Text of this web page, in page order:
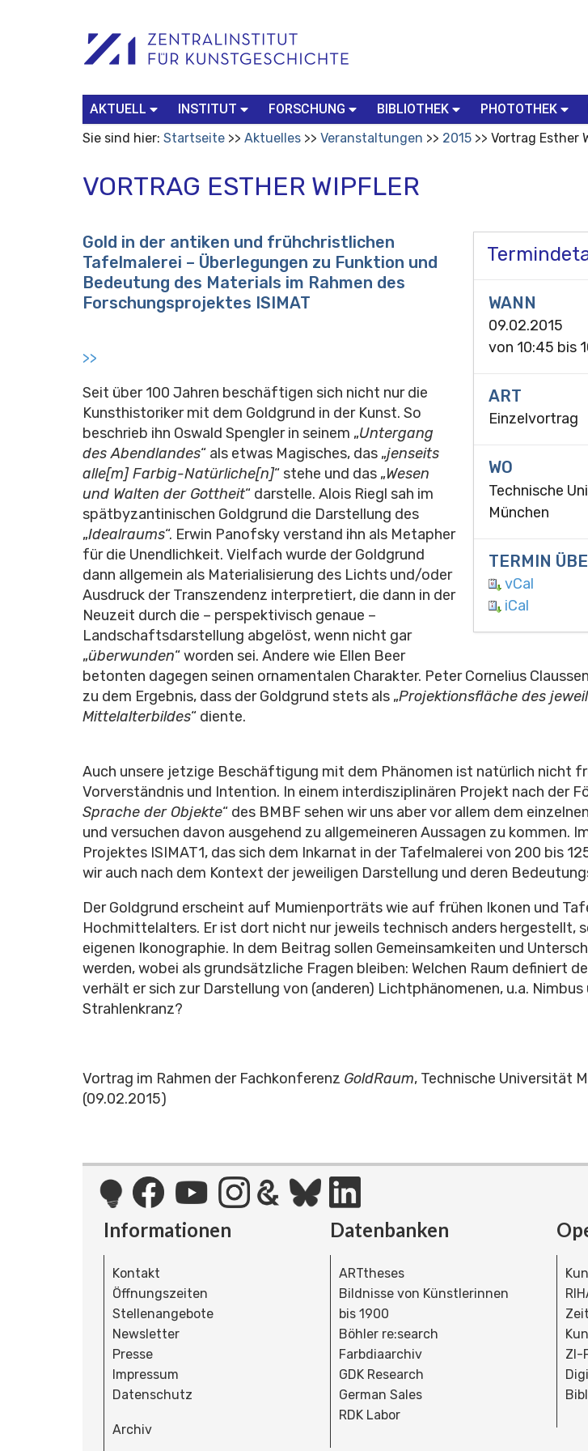
Werkzeuge
Search…
AKTUELL INSTITUT FORSCHUNG BIBLIOTHEK PHOTOTHEK
Sie sind hier: Startseite Aktuelles Veranstaltungen 2015 Vortrag Esther
VORTRAG ESTHER WIPFLER
WANN
09.02.2015
von 10:45 bis
ART
Einzelvortrag
WO
Technische
München
TERMIN
vCal
iCal
Gold in der antiken und frühchristlichen
Tafelmalerei – Überlegungen zu Funktion und
Bedeutung des Materials im Rahmen des
Forschungsprojektes ISIMAT
>>
Seit über 100 Jahren beschäftigen sich nicht nur die
Kunsthistoriker mit dem Goldgrund in der Kunst. So
beschrieb ihn Oswald Spengler in seinem „Untergang
des Abendlandes“ als etwas Magisches, das „jenseits
alle[m] Farbig-Natürliche[n]“ stehe und das „Wesen
und Walten der Gottheit“ darstelle. Alois Riegl sah im
spätbyzantinischen Goldgrund die Darstellung des
„Idealraums“. Erwin Panofsky verstand ihn als Metapher
für die Unendlichkeit. Vielfach wurde der Goldgrund
dann allgemein als Materialisierung des Lichts und/oder
Ausdruck der Transzendenz interpretiert, die dann in der
Neuzeit durch die – perspektivisch genaue –
Landschaftsdarstellung abgelöst, wenn nicht gar
„überwunden“ worden sei. Andere wie Ellen Beer
betonten dagegen seinen ornamentalen Charakter. Peter Cornelius
zu dem Ergebnis, dass der Goldgrund stets als „Projektionsfläche des
Mittelalterbildes“ diente.
Auch unsere jetzige Beschäftigung mit dem Phänomen ist natürlich nicht
Vorverständnis und Intention. In einem interdisziplinären Projekt nach der
Sprache der Objekte“ des BMBF sehen wir uns aber vor allem dem
und versuchen davon ausgehend zu allgemeineren Aussagen zu kommen.
Projektes ISIMAT1, das sich dem Inkarnat in der Tafelmalerei von 200 bis
wir auch nach dem Kontext der jeweiligen Darstellung und deren
Der Goldgrund erscheint auf Mumienporträts wie auf frühen Ikonen und
Hochmittelalters. Er ist dort nicht nur jeweils technisch anders hergestellt,
eigenen Ikonographie. In dem Beitrag sollen Gemeinsamkeiten und
werden, wobei als grundsätzliche Fragen bleiben: Welchen Raum definiert
verhält er sich zur Darstellung von (anderen) Lichtphänomenen, u.a. Nimbus
Strahlenkranz?
Vortrag im Rahmen der Fachkonferenz GoldRaum, Technische Universität
(09.02.2015)
Informationen
Kontakt
Öffnungszeiten
Stellenangebote
Newsletter
Presse
Impressum
Datenschutz
Archiv
Datenbanken
ARTtheses
Bildnisse von Künstlerinnen
bis 1900
Böhler re:search
Farbdiaarchiv
GDK Research
German Sales
RDK Labor
ZI-